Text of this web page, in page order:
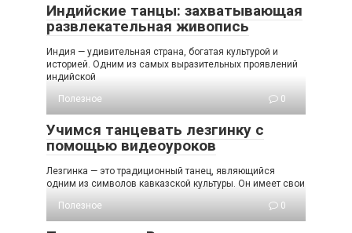
Индийские танцы: захватывающая
развлекательная живопись
Индия — удивительная страна, богатая культурой и
историей. Одним из самых выразительных проявлений
индийской
Полезное
0
Учимся танцевать лезгинку с
помощью видеоуроков
Лезгинка — это традиционный танец, являющийся
одним из символов кавказской культуры. Он имеет свои
Полезное
0